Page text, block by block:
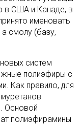
в США и Канаде, в
именовать
смолу (базу,
систем
полиэфиры с
Как правило, для
Основой
полиэфирамины